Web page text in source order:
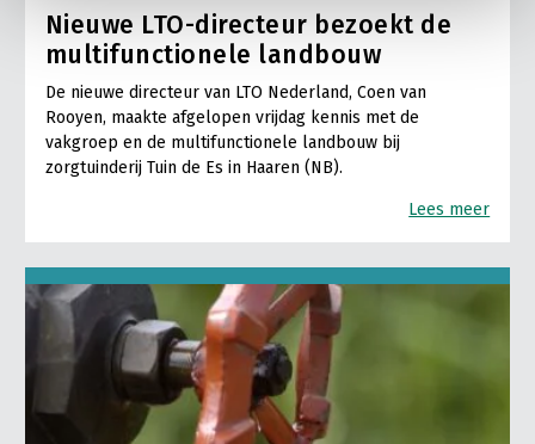
Nieuwe LTO-directeur bezoekt de
multifunctionele landbouw
De nieuwe directeur van LTO Nederland, Coen van
Rooyen, maakte afgelopen vrijdag kennis met de
vakgroep en de multifunctionele landbouw bij
zorgtuinderij Tuin de Es in Haaren (NB).
Lees meer